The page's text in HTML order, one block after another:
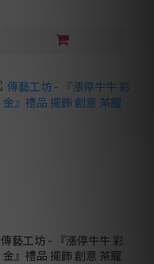
傳藝工坊 - 『漲停牛牛 彩
金』禮品 擺飾 創意 茶寵